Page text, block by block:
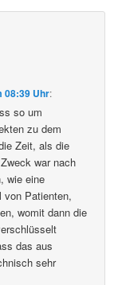
08:39 Uhr:
so um
zu dem
Zeit, als die
war nach
wie eine
von Patienten,
womit dann die
das aus
sehr